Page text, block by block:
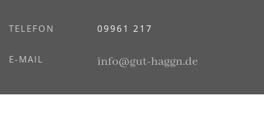
TELEFON 09961 217
E-MAIL info@gut-haggn.de